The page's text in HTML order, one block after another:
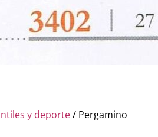
y deporte/ Pergamino